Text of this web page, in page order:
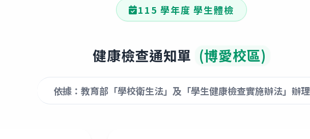
115 學年度 學生體檢
健康檢查通知單 (博愛校區)
依據：教育部「學校衛生法」及「學生健康檢查實施辦法」辦理